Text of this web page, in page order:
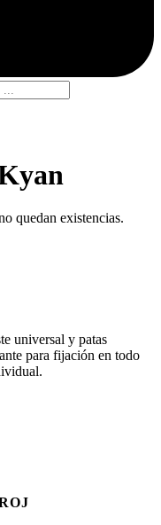
quedan existencias.
universal y patas
para fijación en todo